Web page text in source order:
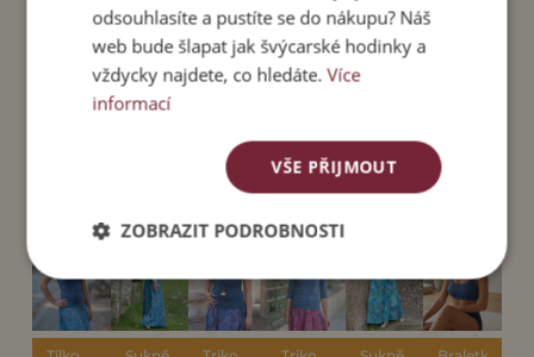
72-92 140 135
SOUVISEJÍCÍ
PRODUKTY
odsouhlasíte a pustíte se do nákupu? Náš
web bude šlapat jak švýcarské hodinky a
vždycky najdete, co hledáte.Více
informací
VŠE PŘIJMOUT
ZOBRAZIT PODROBNOSTI